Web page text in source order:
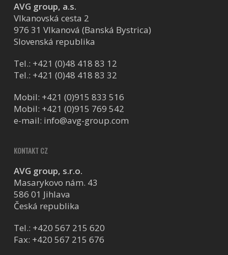
AVG group, a.s.
Vlkanovská cesta 2
976 31 Vlkanová (Banská Bystrica)
Slovenská republika
Tel.: +421 (0)48 418 83 12
Tel.: +421 (0)48 418 83 32
Mobil: +421 (0)915 833 516
Mobil: +421 (0)915 769 542
e-mail: info@avg-group.com
KONTAKT CZ
AVG group, s.r.o.
Masarykovo nám. 43
586 01 Jihlava
Česká republika
Tel.: +420 567 215 620
Fax: +420 567 215 676